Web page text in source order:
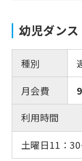
幼児ダン
種別
月会費
利用時間
土曜日11：